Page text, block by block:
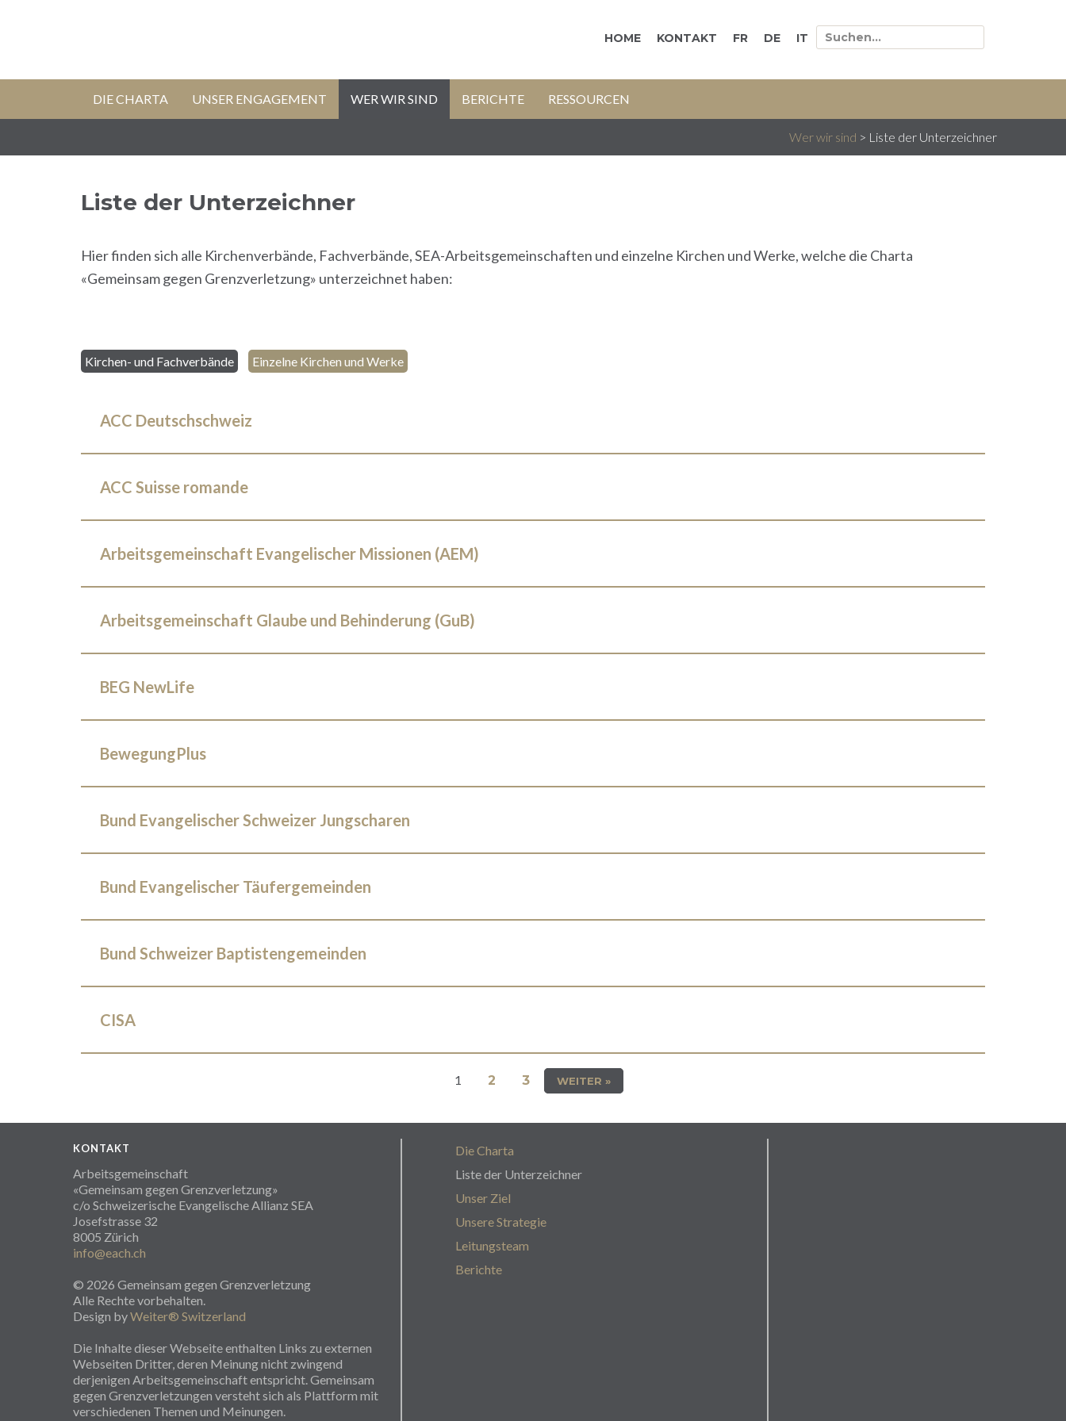
HOME KONTAKT FR DE IT
DIE CHARTA UNSER ENGAGEMENT WER WIR SIND BERICHTE RESSOURCEN
Wer wir sind > Liste der Unterzeichner
Liste der Unterzeichner
Hier finden sich alle Kirchenverbände, Fachverbände, SEA-Arbeitsgemeinschaften und einzelne Kirchen und Werke, welche die Charta
«Gemeinsam gegen Grenzverletzung» unterzeichnet haben:
Kirchen- und Fachverbände Einzelne Kirchen und Werke
ACC Deutschschweiz
ACC Suisse romande
Arbeitsgemeinschaft Evangelischer Missionen (AEM)
Arbeitsgemeinschaft Glaube und Behinderung (GuB)
BEG NewLife
BewegungPlus
Bund Evangelischer Schweizer Jungscharen
Bund Evangelischer Täufergemeinden
Bund Schweizer Baptistengemeinden
CISA
1 2 3 WEITER »
KONTAKT
Arbeitsgemeinschaft
«Gemeinsam gegen Grenzverletzung»
c/o Schweizerische Evangelische Allianz SEA
Josefstrasse 32
8005 Zürich
info@each.ch
© 2026 Gemeinsam gegen Grenzverletzung
Alle Rechte vorbehalten.
Design byWeiter® Switzerland
Die Inhalte dieser Webseite enthalten Links zu externen
Webseiten Dritter, deren Meinung nicht zwingend
derjenigen Arbeitsgemeinschaft entspricht. Gemeinsam
gegen Grenzverletzungen versteht sich als Plattform mit
verschiedenen Themen und Meinungen.
Die Charta
Liste der Unterzeichner
Unser Ziel
Unsere Strategie
Leitungsteam
Berichte